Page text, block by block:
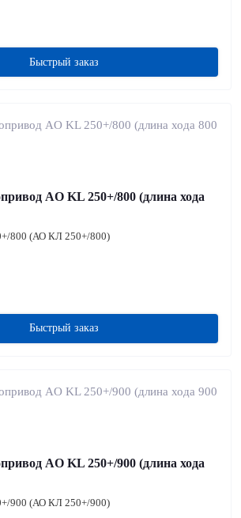
Быстрый заказ
AO KL 250+/800 (длина хода
800 (АО КЛ 250+/800)
Быстрый заказ
AO KL 250+/900 (длина хода
900 (АО КЛ 250+/900)